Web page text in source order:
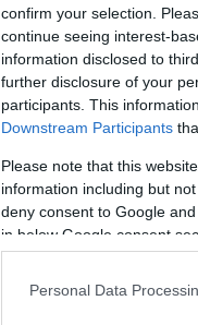
confirm your selection.
continue seeing interest-
information disclosed to
further disclosure of your
participants. This
Downstream Participants
Please note that this
information including but
deny consent to Google
in below Google consent
Personal Data